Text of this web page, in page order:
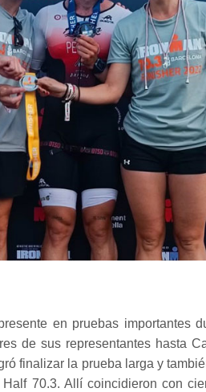
en pruebas importantes
de sus representantes hasta
finalizar la prueba larga y
70.3. Allí coincidieron con